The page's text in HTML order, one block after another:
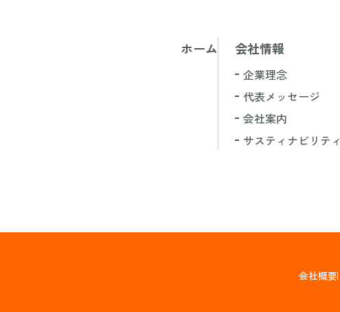
ホーム 会社情報
企業理念
代表メッセージ
会社案内
サスティナビリティ
会社概要